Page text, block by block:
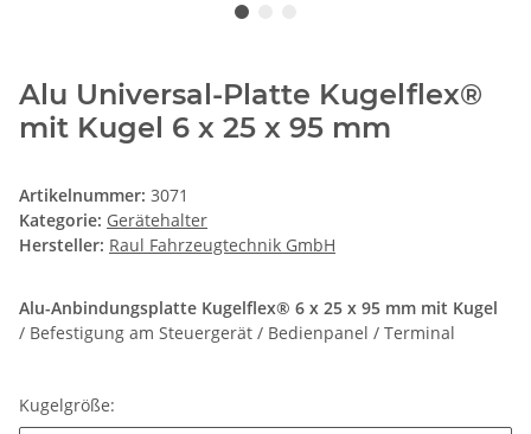
Alu Universal-Platte Kugelflex®
mit Kugel 6 x 25 x 95 mm
Artikelnummer: 3071
Kategorie: Gerätehalter
Hersteller: Raul Fahrzeugtechnik GmbH
Alu-Anbindungsplatte Kugelflex® 6 x 25 x 95 mm mit Kugel
/ Befestigung am Steuergerät / Bedienpanel / Terminal
Kugelgröße: